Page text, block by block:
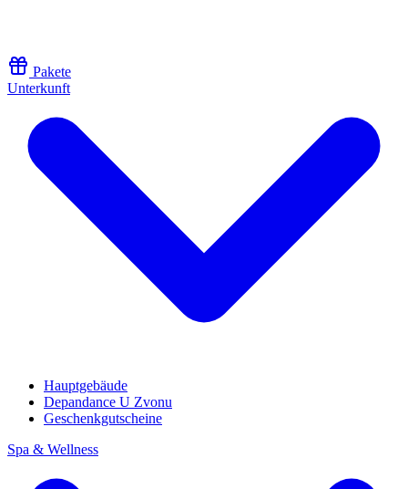
Pakete
Unterkunft
Hauptgebäude
Depandance U Zvonu
Geschenkgutscheine
Spa & Wellness